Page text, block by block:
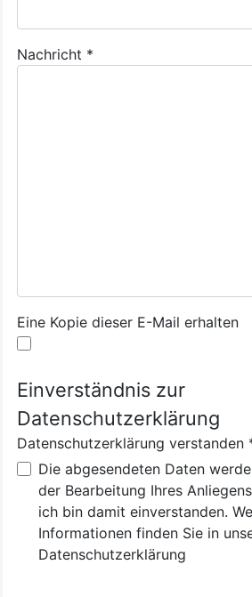
Nachricht *
Eine Kopie dieser E-Mail erhalten
Einverständnis zur
Datenschutzerklärung
Datenschutzerklärung verstanden
Datenschutzerklärung
Die abgesendeten Daten
der Bearbeitung Ihres
ich bin damit einverstanden.
Informationen finden Sie in
Datenschutzerklärung